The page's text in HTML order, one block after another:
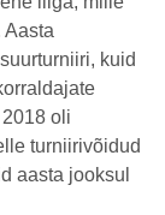
Aasta
kuid
oli
turniirivõidud
aasta jooksul